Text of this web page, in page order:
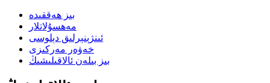
بىز ھەققىدە
مەھسۇلاتلار
ئىنژېنېرلىق دېلوسى
خەۋەر مەركىزى
بىز بىلەن ئالاقىلىشىڭ